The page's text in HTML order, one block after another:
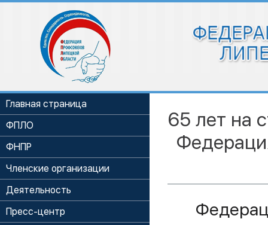
Главная страница
ФПЛО
ФНПР
Членские организации
Деятельность
Пресс-центр
65 лет на